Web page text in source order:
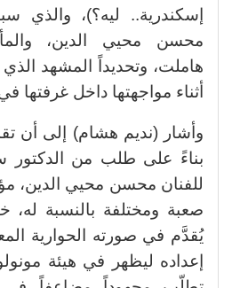
إسكندرية.. ليه؟)، والذي
محسن محيي الدين،
هاملت، وتحديداً المشهد
أثناء مواجهتها داخل غرفتها
وأشار (نديم هشام) إلى أن
بناءً على طلب من الدكتور
للفنان محسن محيي الدين،
صعبة ومختلفة بالنسبة
يُقدَّم في صورته الحوارية
إعداده ليظهر في هيئة